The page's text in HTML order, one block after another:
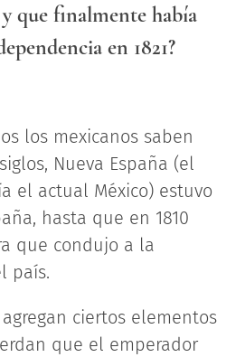
que finalmente había
en 1821?
los mexicanos saben
Nueva España (el
el actual México) estuvo
hasta que en 1810
que condujo a la
país.
ciertos elementos
que el emperador